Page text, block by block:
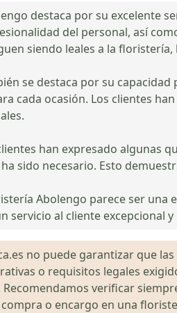
destaca por su excelente
del personal, así
siendo leales a la
se destaca por su
cada ocasión. Los clientes
han expresado algunas
sido necesario. Esto
Abolengo parece ser
servicio al cliente excepcional
no puede garantizar que
o requisitos legales
verificar
o encargo en una